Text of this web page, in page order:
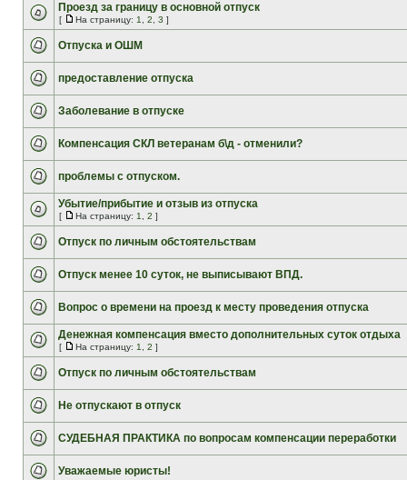
Проезд за границу в основной отпуск
[ На страницу: 1 2 3 ]
Отпуска и ОШМ
предоставление отпуска
Заболевание в отпуске
Компенсация СКЛ ветеранам б\д - отменили?
проблемы с отпуском.
Убытие/прибытие и отзыв из отпуска
[ На страницу: 1 2 ]
Отпуск по личным обстоятельствам
Отпуск менее 10 суток, не выписывают ВПД.
Вопрос о времени на проезд к месту проведения отпуска
Денежная компенсация вместо дополнительных суток отдыха
[ На страницу: 1 2 ]
Отпуск по личным обстоятельствам
Не отпускают в отпуск
СУДЕБНАЯ ПРАКТИКА по вопросам компенсации переработки
Уважаемые юристы!